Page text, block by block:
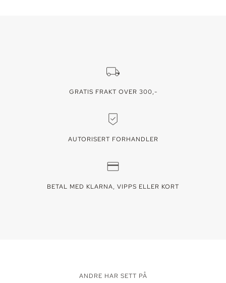
GRATIS FRAKT OVER 300,-
AUTORISERT FORHANDLER
BETAL MED KLARNA, VIPPS ELLER KORT
ANDRE HAR SETT PÅ